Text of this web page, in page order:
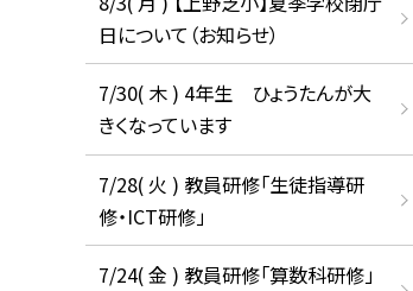
日について（お知らせ）
7/30( 木 ) 4年生 ひょうたんが大
きくなっています
7/28( 火 ) 教員研修「生徒指導研
修・ICT研修」
7/24( 金 ) 教員研修「算数科研修」